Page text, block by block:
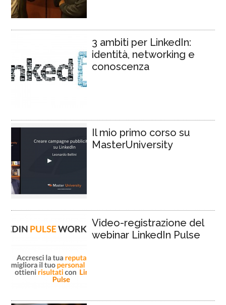
3 ambiti per LinkedIn:
identità, networking e
conoscenza
Il mio primo corso su
MasterUniversity
Video-registrazione del
webinar LinkedIn Pulse